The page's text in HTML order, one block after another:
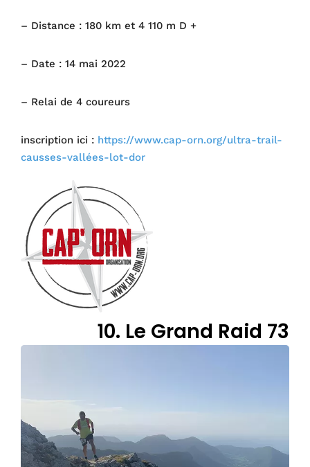
– Distance : 180 km et 4 110 m D +
– Date : 14 mai 2022
– Relai de 4 coureurs
inscription ici : https://www.cap-orn.org/ultra-trail-
causses-vallées-lot-dor
10. Le Grand Raid 73